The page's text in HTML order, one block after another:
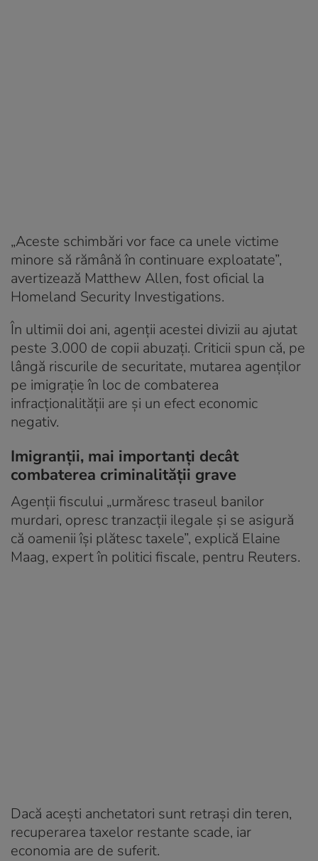
„Aceste schimbări vor face ca unele victime
minore să rămână în continuare exploatate”,
avertizează Matthew Allen, fost oficial la
Homeland Security Investigations.
În ultimii doi ani, agenții acestei divizii au ajutat
peste 3.000 de copii abuzați. Criticii spun că, pe
lângă riscurile de securitate, mutarea agenților
pe imigrație în loc de combaterea
infracționalității are și un efect economic
negativ.
Imigranții, mai importanți decât
combaterea criminalității grave
Agenții fiscului „urmăresc traseul banilor
murdari, opresc tranzacții ilegale și se asigură
că oamenii își plătesc taxele”, explică Elaine
Maag, expert în politici fiscale, pentru Reuters.
Dacă acești anchetatori sunt retrași din teren,
recuperarea taxelor restante scade, iar
economia are de suferit.